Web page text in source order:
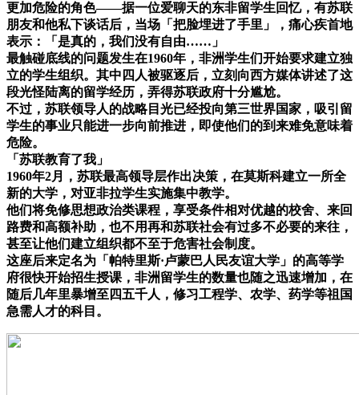
更加危险的角色——据一位爱聊天的东非留学生回忆，有苏联
朋友和他私下谈话后，当场「把脸埋进了手里」，痛心疾首地
表示：「是真的，我们没有自由……」
最触碰底线的问题发生在1960年，非洲学生们开始要求建立独
立的学生组织。其中四人被驱逐后，立刻向西方媒体讲述了这
段光怪陆离的留学经历，弄得苏联政府十分尴尬。
不过，苏联领导人的战略目光已经投向第三世界国家，吸引留
学生的事业只能进一步向前推进，即使他们的到来难免意味着
危险。
「苏联教育了我」
1960年2月，苏联最高领导层作出决策，在莫斯科建立一所全
新的大学，对亚非拉学生实施集中教学。
他们将免修思想政治类课程，享受条件相对优越的校舍、来回
路费和高额补助，也不用再和苏联社会有过多不必要的来往，
甚至让他们建立组织都不至于危害社会制度。
这座后来定名为「帕特里斯·卢蒙巴人民友谊大学」的高等学
府很快开始招生授课，非洲留学生的数量也随之迅速增加，在
随后几年里暴增至四五千人，修习工程学、农学、药学等祖国
急需人才的科目。